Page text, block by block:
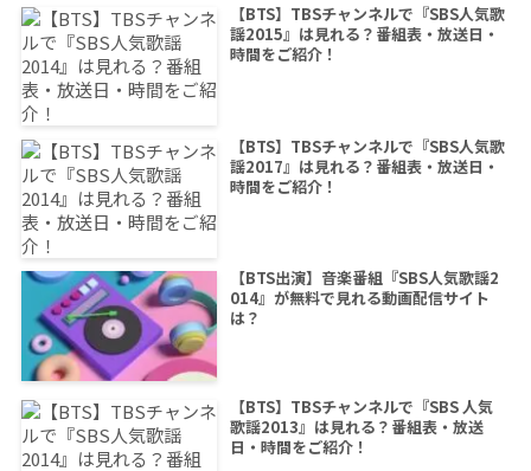
【BTS】TBSチャンネルで『SBS人気歌
謡2015』は見れる？番組表・放送日・
時間をご紹介！
【BTS】TBSチャンネルで『SBS人気歌
謡2017』は見れる？番組表・放送日・
時間をご紹介！
【BTS出演】音楽番組『SBS人気歌謡2
014』が無料で見れる動画配信サイト
は？
【BTS】TBSチャンネルで『SBS 人気
歌謡2013』は見れる？番組表・放送
日・時間をご紹介！